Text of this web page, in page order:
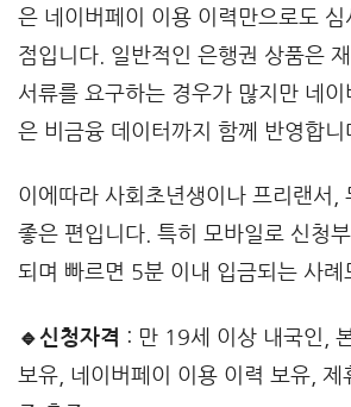
은 네이버페이 이용 이력만으로도
점입니다. 일반적인 은행권 상품은
서류를 요구하는 경우가 많지만 네
은 비금융 데이터까지 함께 반영합니
이에따라 사회초년생이나 프리랜서,
좋은 편입니다. 특히 모바일로 신청
되며 빠르면 5분 이내 입금되는 사례
🔹신청자격 : 만 19세 이상 내국인,
보유, 네이버페이 이용 이력 보유, 제